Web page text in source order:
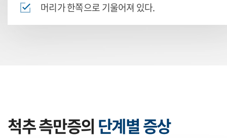
머리가 한쪽으로 기울어져 있다.
척추 측만증의 단계별 증상